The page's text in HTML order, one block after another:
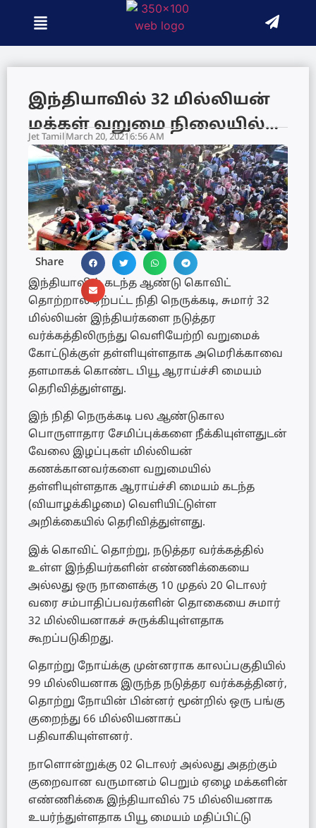
இந்தியாவில் 32 மில்லியன்
மக்கள் வறுமை நிலையில்…
Jet TamilMarch 20, 20216:56 AM
Share
இந்தியாவில் கடந்த ஆண்டு கொவிட்
தொற்றால் ஏற்பட்ட நிதி நெருக்கடி, சுமார் 32
மில்லியன் இந்தியர்களை நடுத்தர
வர்க்கத்திலிருந்து வெளியேற்றி வறுமைக்
கோட்டுக்குள் தள்ளியுள்ளதாக அமெரிக்காவை
தளமாகக் கொண்ட பியூ ஆராய்ச்சி மையம்
தெரிவித்துள்ளது.
இந் நிதி நெருக்கடி பல ஆண்டுகால
பொருளாதார சேமிப்புக்களை நீக்கியுள்ளதுடன்
வேலை இழப்புகள் மில்லியன்
கணக்கானவர்களை வறுமையில்
தள்ளியுள்ளதாக ஆராய்ச்சி மையம் கடந்த
(வியாழக்கிழமை) வெளியிட்டுள்ள
அறிக்கையில் தெரிவித்துள்ளது.
இக் கொவிட் தொற்று, ​​நடுத்தர வர்க்கத்தில்
உள்ள இந்தியர்களின் எண்ணிக்கையை
அல்லது ஒரு நாளைக்கு 10 முதல் 20 டொலர்
வரை சம்பாதிப்பவர்களின் தொகையை சுமார்
32 மில்லியனாகச் சுருக்கியுள்ளதாக
கூறப்படுகிறது.
தொற்று நோய்க்கு முன்னராக காலப்பகுதியில்
99 மில்லியனாக இருந்த நடுத்தர வர்க்கத்தினர்,
தொற்று நோயின் பின்னர் மூன்றில் ஒரு பங்கு
குறைந்து 66 மில்லியனாகப்
பதிவாகியுள்ளனர்.
நாளொன்றுக்கு 02 டொலர் அல்லது அதற்கும்
குறைவான வருமானம் பெறும் ஏழை மக்களின்
எண்ணிக்கை இந்தியாவில் 75 மில்லியனாக
உயர்ந்துள்ளதாக பியூ மையம் மதிப்பிட்டு